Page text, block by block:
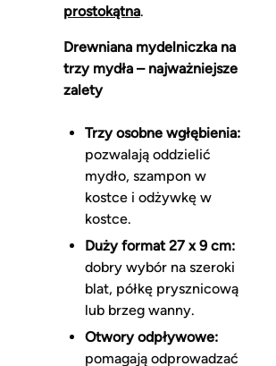
prostokątna.
Drewniana mydelniczka na
trzy mydła – najważniejsze
zalety
Trzy osobne wgłębienia:
pozwalają oddzielić
mydło, szampon w
kostce i odżywkę w
kostce.
Duży format 27 x 9 cm:
dobry wybór na szeroki
blat, półkę prysznicową
lub brzeg wanny.
Otwory odpływowe:
pomagają odprowadzać